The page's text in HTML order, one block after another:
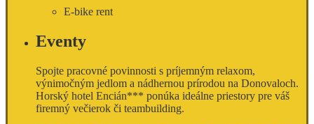
E-bike rent
Eventy
Spojte pracovné povinnosti s príjemným relaxom,
výnimočným jedlom a nádhernou prírodou na Donovaloch.
Horský hotel Encián*** ponúka ideálne priestory pre váš
firemný večierok či teambuilding.